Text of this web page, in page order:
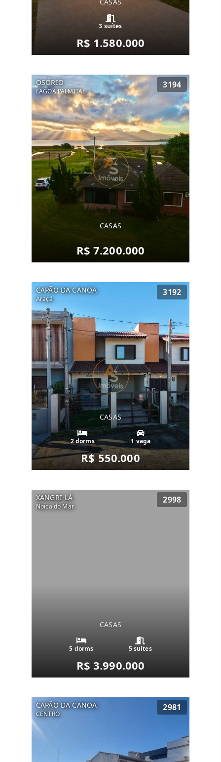
CASAS
3 suítes
R$ 1.580.000
OSÓRIO
LAGOA PALMITAL
3194
CASAS
R$ 7.200.000
CAPÃO DA CANOA
Araçá
3192
CASAS
2 dorms 1 vaga
R$ 550.000
XANGRI-LÁ
Noica do Mar
2998
CASAS
5 dorms 5 suítes
R$ 3.990.000
CAPÃO DA CANOA
CENTRO
2981